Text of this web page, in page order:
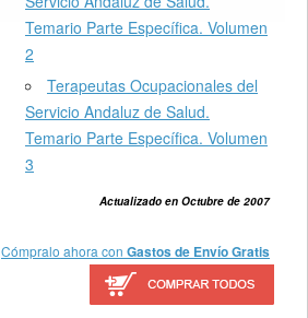
Temario Parte Específica. Volumen
2
Terapeutas Ocupacionales del
Servicio Andaluz de Salud.
Temario Parte Específica. Volumen
3
Actualizado en Octubre de 2007
Cómpralo ahora con Gastos de Envío Gratis